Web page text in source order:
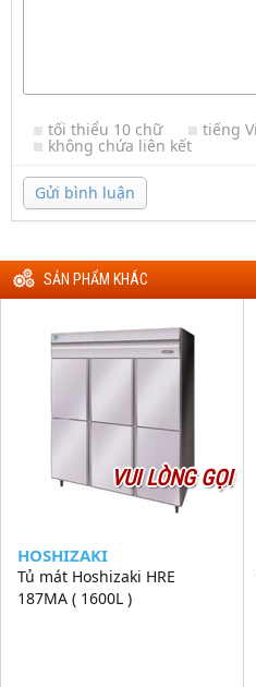
tối thiểu 10 chữ tiếng
không chứa liên kết
Gửi bình luận
SẢN PHẨM KHÁC
VUI LÒNG GỌI
HOSHIZAKI
Tủ mát Hoshizaki HRE
187MA ( 1600L )